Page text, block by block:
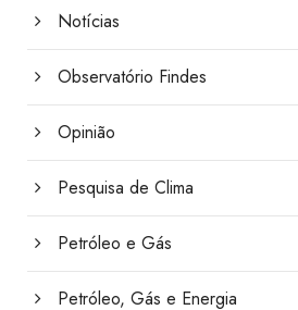
Notícias
Observatório Findes
Opinião
Pesquisa de Clima
Petróleo e Gás
Petróleo, Gás e Energia